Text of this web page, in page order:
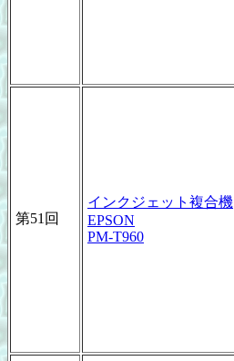
第51回
インクジェット複合機
EPSON
PM-T960